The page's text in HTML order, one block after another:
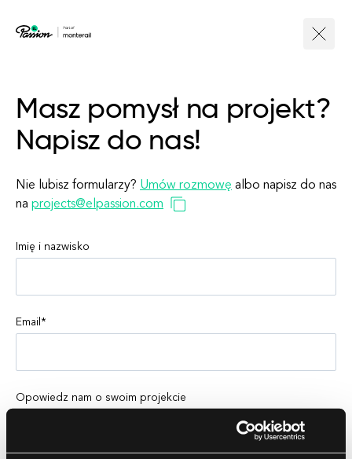
Masz pomysł na projekt?
Napisz do nas!
Nie lubisz formularzy? Umów rozmowę albo napisz do nas
na projects@elpassion.com
Imię i nazwisko
Email *
Opowiedz nam o swoim projekcie